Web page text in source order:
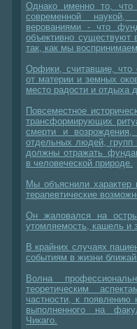
Однако именно то, что
современной
верованиями - что
объективно существуют
так, как мы
Орфики, считавшие, что
от материи и земных
место радости и отдыха
Повсеместное
трансформирующих
смерти и
отдельных людей, групп
должны отражать
в человеческой природе.
Мы объяснили характер
терапевтические
Он жаловался на
утомляемость, кашель и
В крайних случаях
событиям в жизни
Волна
теоретическим
частности, к появлению
выполненного на
Чикаго.